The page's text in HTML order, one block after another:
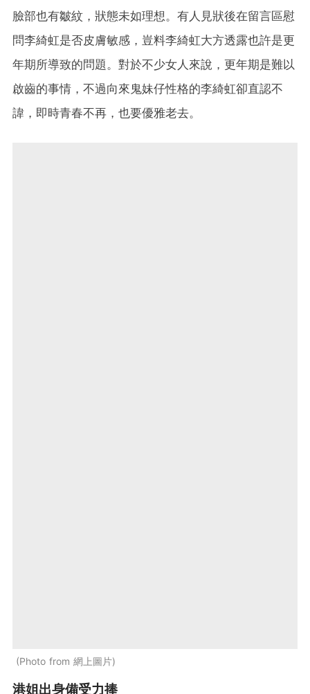
臉部也有皺紋，狀態未如理想。有人見狀後在留言區慰
問李綺虹是否皮膚敏感，豈料李綺虹大方透露也許是更
年期所導致的問題。對於不少女人來說，更年期是難以
啟齒的事情，不過向來鬼妹仔性格的李綺虹卻直認不
諱，即時青春不再，也要優雅老去。
Photo from 網上圖片
港姐出身備受力捧